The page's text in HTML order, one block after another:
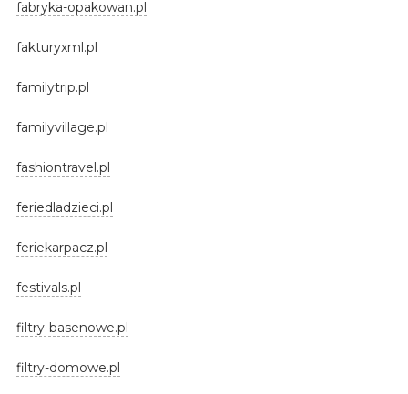
fabryka-opakowan.pl
fakturyxml.pl
familytrip.pl
familyvillage.pl
fashiontravel.pl
feriedladzieci.pl
feriekarpacz.pl
festivals.pl
filtry-basenowe.pl
filtry-domowe.pl